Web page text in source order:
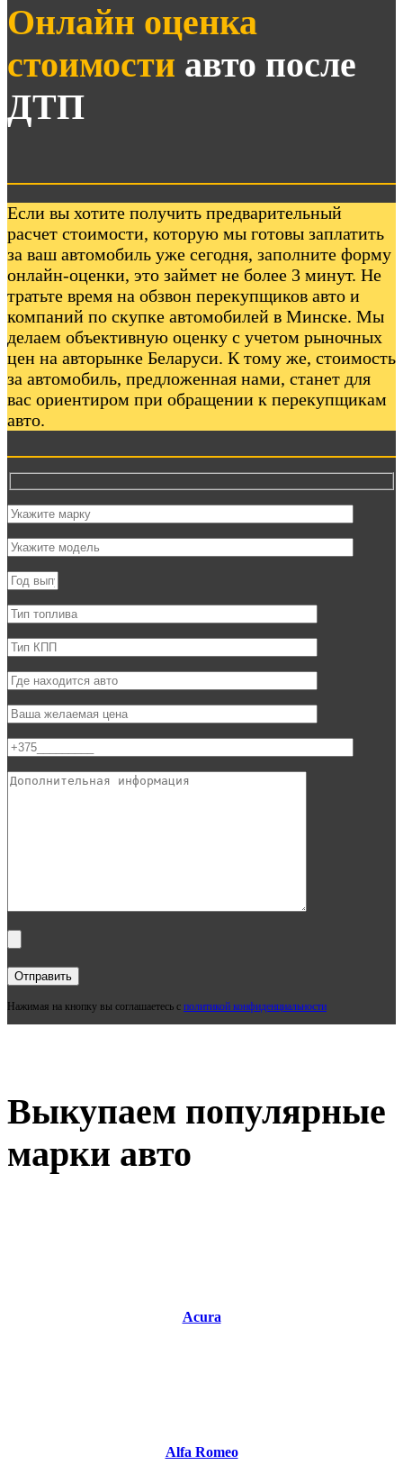
Онлайн оценка
стоимости авто после
ДТП
Если вы хотите получить предварительный
расчет стоимости, которую мы готовы заплатить
за ваш автомобиль уже сегодня, заполните форму
онлайн-оценки, это займет не более 3 минут. Не
тратьте время на обзвон перекупщиков авто и
компаний по скупке автомобилей в Минске. Мы
делаем объективную оценку с учетом рыночных
цен на авторынке Беларуси. К тому же, стоимость
за автомобиль, предложенная нами, станет для
вас ориентиром при обращении к перекупщикам
авто.
Нажимая на кнопку вы соглашаетесь с политикой конфиденциальности
Выкупаем популярные
марки авто
Acura
Alfa Romeo